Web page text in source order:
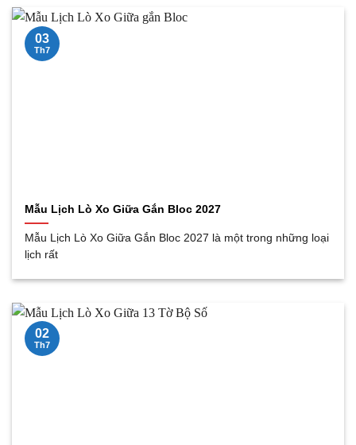
Mẫu Lịch Lò Xo Giữa Gắn Bloc 2027
Mẫu Lịch Lò Xo Giữa Gắn Bloc 2027 là một trong những loại
lịch rất
03
Th7
02
Th7